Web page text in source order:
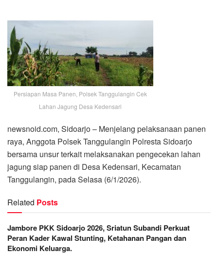
Persiapan Masa Panen, Polsek Tanggulangin Cek
Lahan Jagung Desa Kedensari
newsnoid.com, Sidoarjo – Menjelang pelaksanaan panen
raya, Anggota Polsek Tanggulangin Polresta Sidoarjo
bersama unsur terkait melaksanakan pengecekan lahan
jagung siap panen di Desa Kedensari, Kecamatan
Tanggulangin, pada Selasa (6/1/2026).
Related Posts
Jambore PKK Sidoarjo 2026, Sriatun Subandi Perkuat
Peran Kader Kawal Stunting, Ketahanan Pangan dan
Ekonomi Keluarga.